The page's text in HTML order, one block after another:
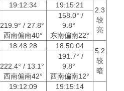
19:12:34 19:15:21
2.3
较
亮
219.9° / 27.8°
西南偏南40°
158.0° /
9.8°
东南偏南22°
18:48:28 18:50:04
5.2
较
暗
222.4° / 13.1°
西南偏南42°
191.7° /
9.8°
西南偏南12°
19:12:09
19:15:14